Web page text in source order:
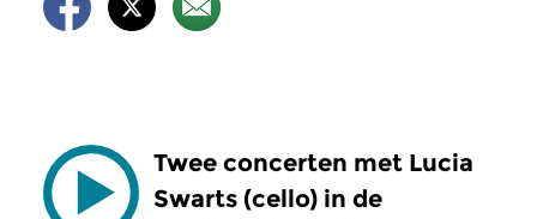
Twee concerten met Lucia
Swarts (cello) in de